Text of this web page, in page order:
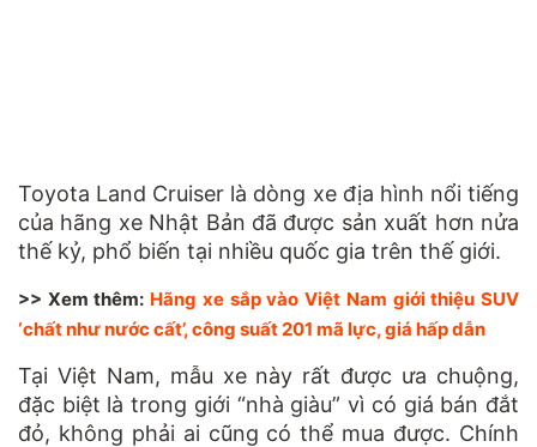
Toyota Land Cruiser là dòng xe địa hình nổi tiếng
của hãng xe Nhật Bản đã được sản xuất hơn nửa
thế kỷ, phổ biến tại nhiều quốc gia trên thế giới.
>> Xem thêm: Hãng xe sắp vào Việt Nam giới thiệu SUV
‘chất như nước cất’, công suất 201 mã lực, giá hấp dẫn
Tại Việt Nam, mẫu xe này rất được ưa chuộng,
đặc biệt là trong giới “nhà giàu” vì có giá bán đắt
đỏ, không phải ai cũng có thể mua được. Chính